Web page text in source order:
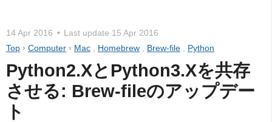
14 Apr 2016 Last update 15 Apr 2016
Top › Computer › Mac Homebrew Brew-file Python
Python2.XとPython3.Xを共存
させる: Brew-fileのアップデー
ト